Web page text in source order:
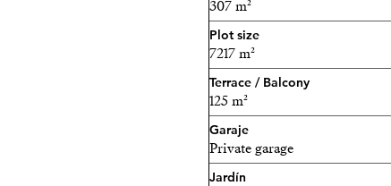
307 m²
Plot size
7217 m²
Terrace / Balcony
125 m²
Garaje
Private garage
Jardín